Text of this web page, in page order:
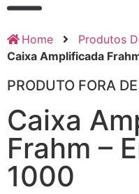
Home
Produtos
Caixa Amplificada
PRODUTO FORA
Caixa
Frahm –
1000